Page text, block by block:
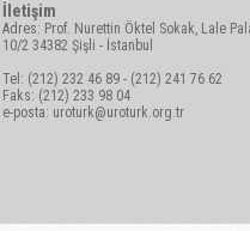
İletişim
Adres: Prof. Nurettin Öktel Sokak, Lale
10/2 34382 Şişli - İstanbul
Tel: (212) 232 46 89 - (212) 241 76 62
Faks: (212) 233 98 04
e-posta: uroturk@uroturk.org.tr